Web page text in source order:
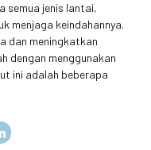
semua jenis lantai,
menjaga keindahannya.
dan meningkatkan
dengan menggunakan
ini adalah beberapa